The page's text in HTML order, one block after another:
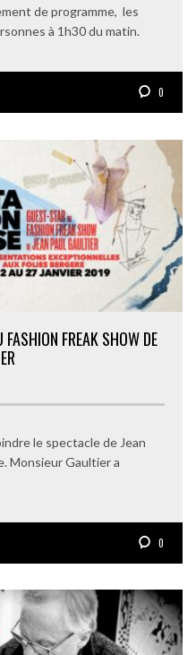
de programme, les
à 1h30 du matin.
0
FASHION FREAK SHOW DE
le spectacle de Jean
Monsieur Gaultier a
0